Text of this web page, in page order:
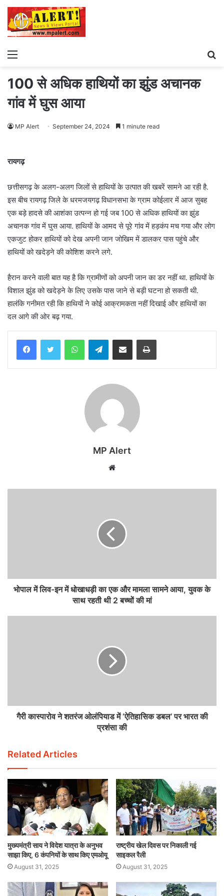
Menu
100 से अधिक हाथियों का झुंड अचानक
गांव में घुस आया
MP Alert September 24, 2024 1 minute read
रायगढ़
छत्तीसगढ़ के अलग-अलग जिलों से हाथियों के उत्पात की खबरें सामने आ रही है.
इस बीच रायगढ़ जिले के धरमजयगढ़ विधानसभा के ग्राम कोईलार में आज सुबह
एक बड़े हादसे की आशंका उत्पन्न हो गई जब 100 से अधिक हाथियों का झुंड
अचानक गांव में घुस आया. हाथियों के आमद से पूरे गांव में हड़कंप मच गया और लोग
एकजुट होकर हाथियों को देख अपनी जान जोखिम में डालकर पास पहुंचे और
हाथियों को खदेड़ने की कोशिश करने लगे.
हैरान करने वाली बात यह है कि ग्रामीणों को अपनी जान का डर नहीं था. हाथियों के
विशाल झुंड को खदेड़ने के लिए उसके पास जाने से बड़ी घटना हो सकती थी.
हालंकि गनीमत रही कि हाथियों ने कोई आक्रामकता नहीं दिखाई और हाथियों का
दल आगे की ओर बढ़ गया.
WhatsAppTelegramShare via Email Print
MP Alert
Website
भोपाल में लिव-इन में धोखाधड़ी का एक और मामला सामने आया, युवक के
साथ रहती थी 2 बच्चों की मां
गैरी कास्पारोव ने शतरंज ओलंपियाड में ‘ऐतिहासिक डबल’ पर भारत की
प्रशंसा की
Related Articles
मुख्यमंत्री साय ने विदेश यात्रा के अनुभव
साझा किए, 6 कंपनियों के साथ किए एमओयू
August 31, 2025
राष्ट्रीय खेल दिवस पर निकाली गई
साइकल रैली
August 31, 2025